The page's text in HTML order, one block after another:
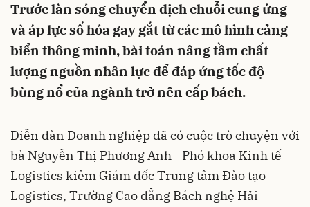
Trước làn sóng chuyển dịch chuỗi cung ứng
và áp lực số hóa gay gắt từ các mô hình cảng
biển thông minh, bài toán nâng tầm chất
lượng nguồn nhân lực để đáp ứng tốc độ
bùng nổ của ngành trở nên cấp bách.
Diễn đàn Doanh nghiệp đã có cuộc trò chuyện với
bà Nguyễn Thị Phương Anh - Phó khoa Kinh tế
Logistics kiêm Giám đốc Trung tâm Đào tạo
Logistics, Trường Cao đẳng Bách nghệ Hải
Hủy